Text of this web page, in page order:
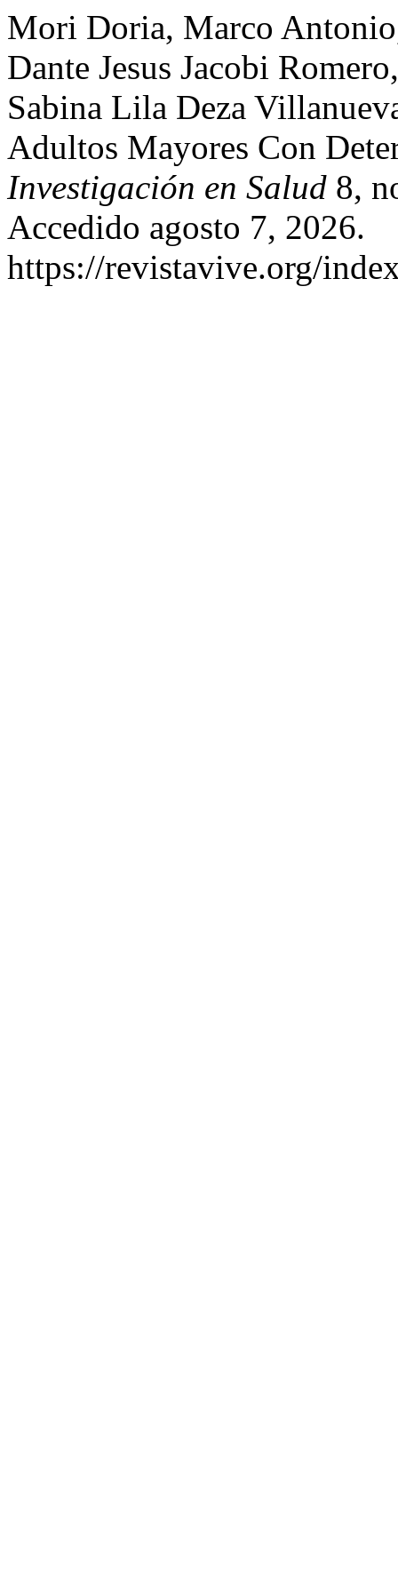
Mori Doria, Marco
Dante Jesus Jacobi
Sabina Lila Deza
Adultos Mayores Con
Investigación en Salud 8,
Accedido agosto 7, 2026.
https://revistavive.org/